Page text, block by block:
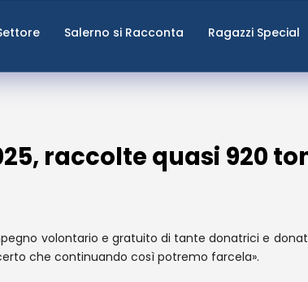
Salerno si Racconta Ragazzi Special
raccolte quasi 920
volontario e gratuito di tante donatrici e
che continuando così potremo farcela».